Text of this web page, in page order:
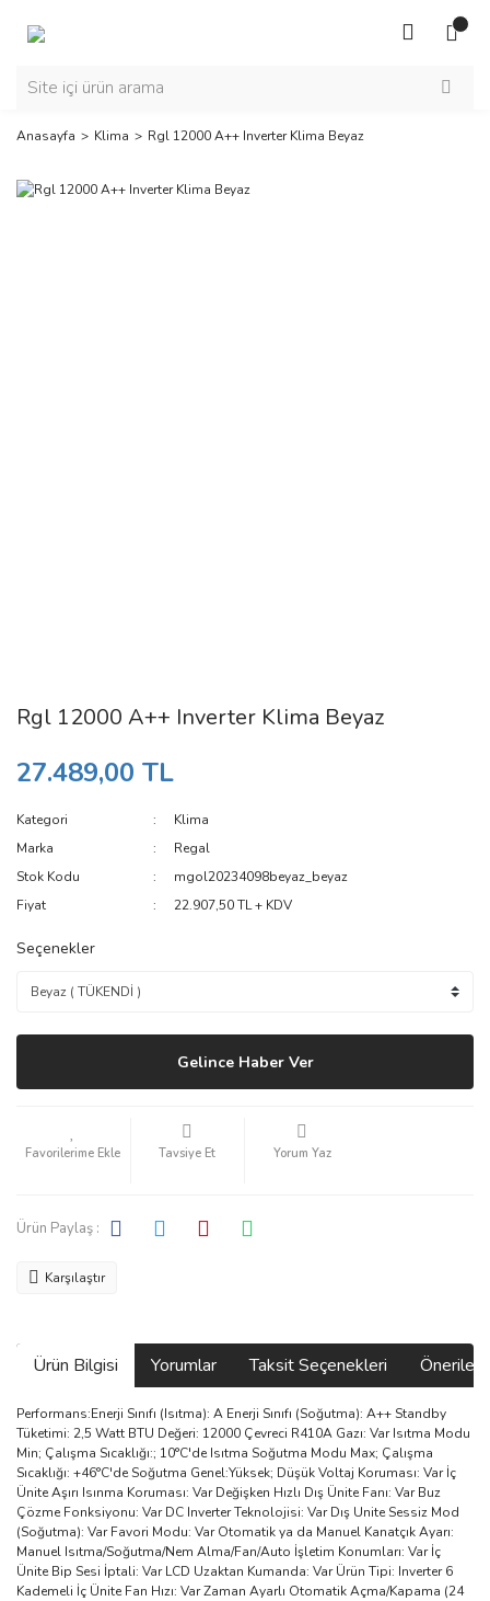
Anasayfa Klima Rgl 12000 A++ Inverter Klima Beyaz
Rgl 12000 A++ Inverter Klima Beyaz
27.489,00 TL
Kategori
Klima
Marka
Regal
Stok Kodu
mgol20234098beyaz_beyaz
Fiyat
22.907,50 TL + KDV
Seçenekler
Gelince Haber Ver
Tavsiye Et Yorum Yaz
Ürün Paylaş :
Karşılaştır
Ürün Bilgisi Yorumlar Taksit Seçenekleri
Performans:Enerji Sınıfı (Isıtma): A Enerji Sınıfı (Soğutma): A++ Standby
Tüketimi: 2,5 Watt BTU Değeri: 12000 Çevreci R410A Gazı: Var Isıtma Modu
Min; Çalışma Sıcaklığı:; 10°C'de Isıtma Soğutma Modu Max; Çalışma
Sıcaklığı: +46°C'de Soğutma Genel:Yüksek; Düşük Voltaj Koruması: Var İç
Ünite Aşırı Isınma Koruması: Var Değişken Hızlı Dış Ünite Fanı: Var Buz
Çözme Fonksiyonu: Var DC Inverter Teknolojisi: Var Dış Unite Sessiz Mod
(Soğutma): Var Favori Modu: Var Otomatik ya da Manuel Kanatçık Ayarı:
Manuel Isıtma/Soğutma/Nem Alma/Fan/Auto İşletim Konumları: Var İç
Ünite Bip Sesi İptali: Var LCD Uzaktan Kumanda: Var Ürün Tipi: Inverter 6
Kademeli İç Ünite Fan Hızı: Var Zaman Ayarlı Otomatik Açma/Kapama (24